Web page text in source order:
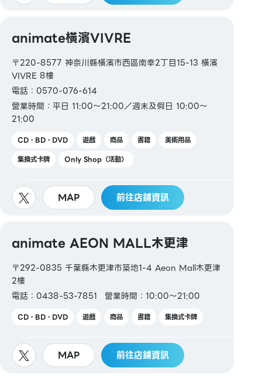
animate橫濱VIVRE
〒220-8577 神奈川縣橫濱市西區南幸2丁目15-13 橫濱
VIVRE 8樓
電話：0570-076-614
營業時間：平日 11:00～21:00／週末及假日 10:00～
21:00
CD・BD・DVD 遊戲 商品 書籍
美術用品
集換式卡牌
Only Shop（活動）
MAP 前往店鋪資訊
animate AEON MALL木更津
〒292-0835 千葉縣木更津市築地1-4 Aeon Mall木更津
2樓
電話：0438-53-7851
營業時間：10:00～21:00
CD・BD・DVD 遊戲 商品 書籍 集換式卡牌
MAP 前往店鋪資訊